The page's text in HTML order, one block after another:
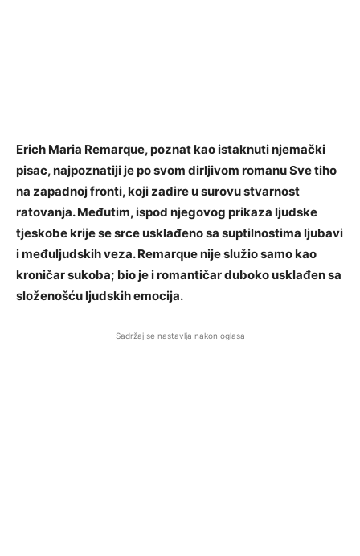
Erich Maria Remarque, poznat kao istaknuti njemački
pisac, najpoznatiji je po svom dirljivom romanu Sve tiho
na zapadnoj fronti, koji zadire u surovu stvarnost
ratovanja. Međutim, ispod njegovog prikaza ljudske
tjeskobe krije se srce usklađeno sa suptilnostima ljubavi
i međuljudskih veza. Remarque nije služio samo kao
kroničar sukoba; bio je i romantičar duboko usklađen sa
složenošću ljudskih emocija.
Sadržaj se nastavlja nakon oglasa